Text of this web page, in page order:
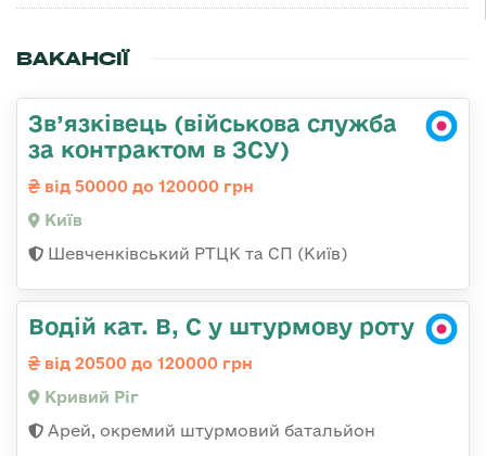
ВАКАНСІЇ
Зв’язківець (військова служба
за контрактом в ЗСУ)
від 50000 до 120000 грн
Київ
Шевченківський РТЦК та СП (Київ)
Водій кат. В, С у штурмову роту
від 20500 до 120000 грн
Кривий Ріг
Арей, окремий штурмовий батальйон